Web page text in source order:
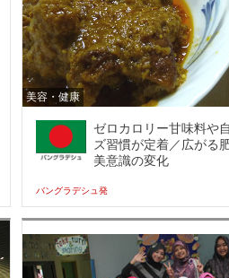
美容・健康
ゼロカロリー甘味料や
ズ習慣が定着／広がる
美意識の変化
バングラデシュ発